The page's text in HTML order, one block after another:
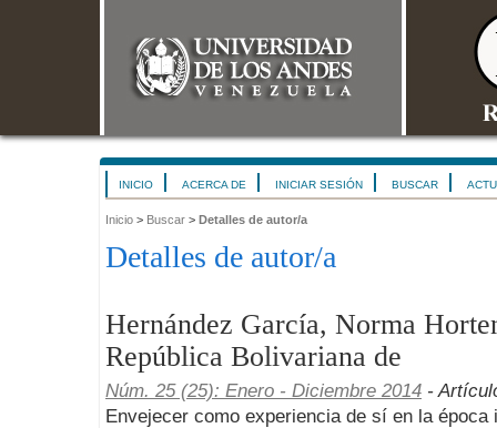
INICIO ACERCA DE INICIAR SESIÓN BUSCAR
Inicio > Buscar > Detalles de autor/a
Detalles de autor/a
Hernández García, Norma
República Bolivariana de
Núm. 25 (25): Enero - Diciembre 2014 -
Envejecer como experiencia de sí en la época